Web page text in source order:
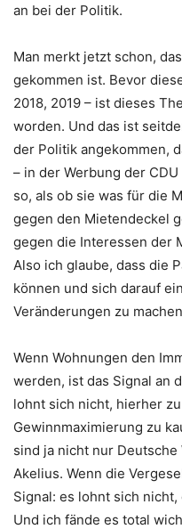
an bei der Politik.
Man merkt jetzt schon,
gekommen ist. Bevor
2018, 2019 – ist dieses
worden. Und das ist
der Politik angekommen,
– in der Werbung der
so, als ob sie was für die
gegen den Mietendeckel
gegen die Interessen der
Also ich glaube, dass die
können und sich darauf
Veränderungen zu
Wenn Wohnungen den
werden, ist das Signal an
lohnt sich nicht, hierher
Gewinnmaximierung zu
sind ja nicht nur Deutsche
Akelius. Wenn die
Signal: es lohnt sich
Und ich fände es total